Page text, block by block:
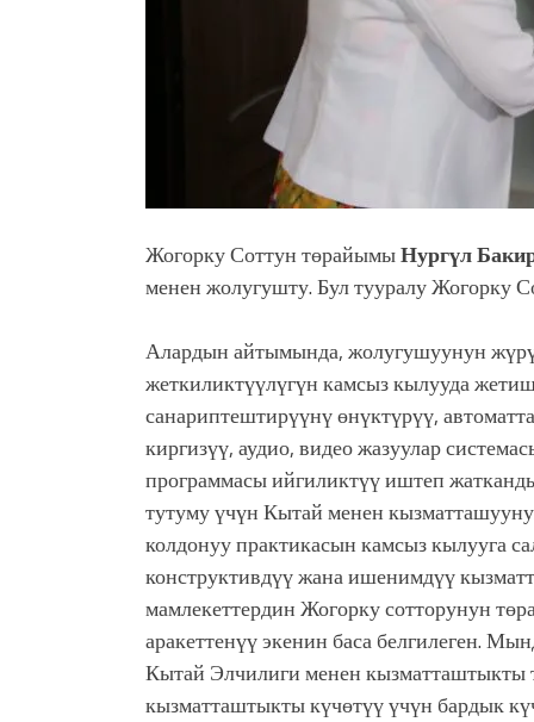
Жогорку Соттун төрайымыНургүл
менен жолугушту. Бул тууралу Жогорку
Алардын айтымында, жолугушуунун
жеткиликтүүлүгүн камсыз кылууда
санариптештирүүнү өнүктүрүү,
киргизүү, аудио, видео жазуулар
программасы ийгиликтүү иштеп
тутуму үчүн Кытай менен
колдонуу практикасын камсыз кылууга
конструктивдүү жана ишенимдүү
мамлекеттердин Жогорку сотторунун
аракеттенүү экенин баса белгилеген.
Кытай Элчилиги менен
кызматташтыкты күчөтүү үчүн бардык